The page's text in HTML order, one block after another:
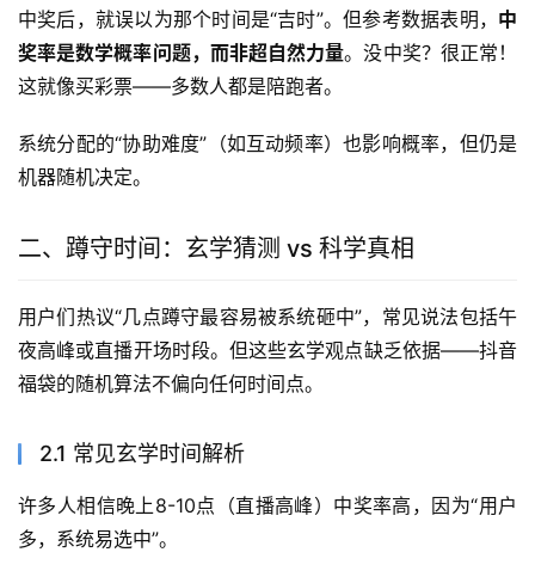
中奖后，就误以为那个时间是“吉时”。但参考数据表明， 中
奖率是数学概率问题，而非超自然力量。没中奖？很正常！
这就像买彩票——多数人都是陪跑者。
系统分配的“协助难度”（如互动频率）也影响概率，但仍是
机器随机决定。
二、蹲守时间：玄学猜测 vs 科学真相
用户们热议“几点蹲守最容易被系统砸中”，常见说法包括午
夜高峰或直播开场时段。但这些玄学观点缺乏依据——抖音
福袋的随机算法不偏向任何时间点。
2.1 常见玄学时间解析
许多人相信晚上8-10点（直播高峰）中奖率高，因为“用户
多，系统易选中”。